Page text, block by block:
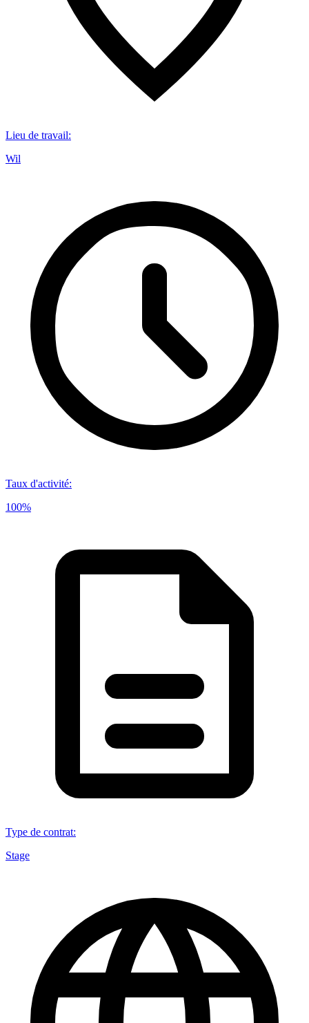
Lieu de travail:
Wil
Taux d'activité:
100%
Type de contrat:
Stage